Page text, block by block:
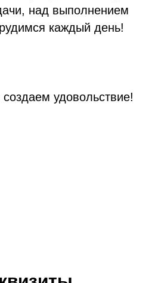
над выполнением
каждый день!
удовольствие!